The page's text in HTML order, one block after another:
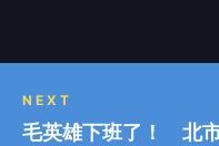
NEXT
毛英雄下班了！ 北